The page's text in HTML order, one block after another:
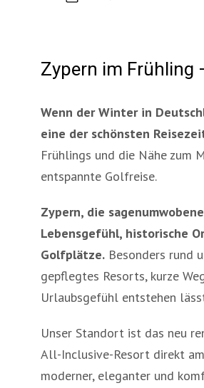
Zypern im Frühling
Wenn der Winter in
eine der schönsten
Frühlings und die Nähe zum
entspannte Golfreise.
Zypern, die
Lebensgefühl, historische
Golfplätze. Besonders rund
gepflegtes Resorts, kurze
Urlaubsgefühl entstehen
Unser Standort ist das neu
All-Inclusive-Resort direkt
moderner, eleganter und